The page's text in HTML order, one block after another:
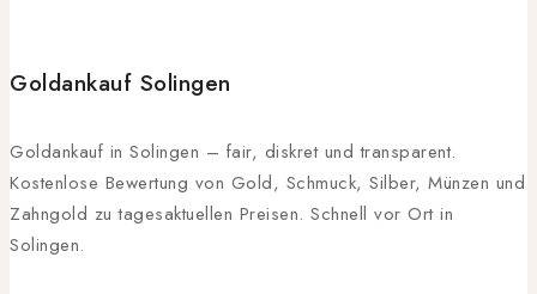
Goldankauf Solingen
Goldankauf in Solingen – fair, diskret und transparent.
Kostenlose Bewertung von Gold, Schmuck, Silber, Münzen und
Zahngold zu tagesaktuellen Preisen. Schnell vor Ort in
Solingen.